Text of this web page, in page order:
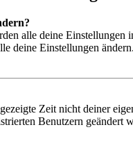
alle deine
deine Einstellungen
Zeit nicht deiner
Benutzern geändert